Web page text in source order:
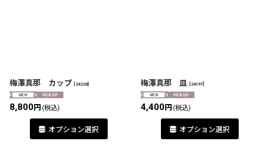
絞り込む
梅澤真那 カップ [24226]
8,800円 (税込)
オプション選択
梅澤真那 皿 [24197]
4,400円 (税込)
オプション選択